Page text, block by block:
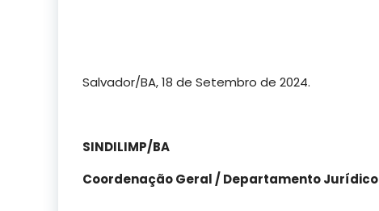
Salvador/BA, 18 de Setembro de 2024.
SINDILIMP/BA
Coordenação Geral / Departamento Jurídico